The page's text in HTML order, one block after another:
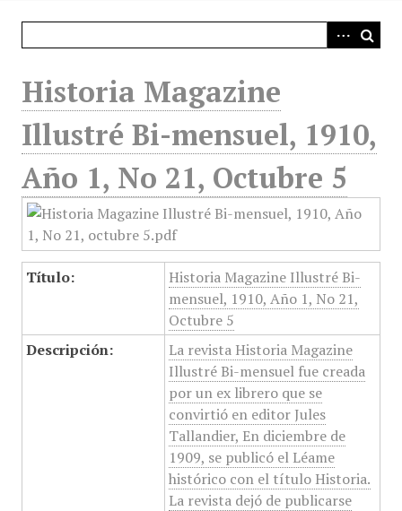
Historia Magazine
Illustré Bi-mensuel, 1910,
Año 1, No 21, Octubre 5
Título:
Historia Magazine Illustré Bi-
mensuel, 1910, Año 1, No 21,
Octubre 5
Descripción:
La revista Historia Magazine
Illustré Bi-mensuel fue creada
por un ex librero que se
convirtió en editor Jules
Tallandier, En diciembre de
1909, se publicó el Léame
histórico con el título Historia.
La revista dejó de publicarse